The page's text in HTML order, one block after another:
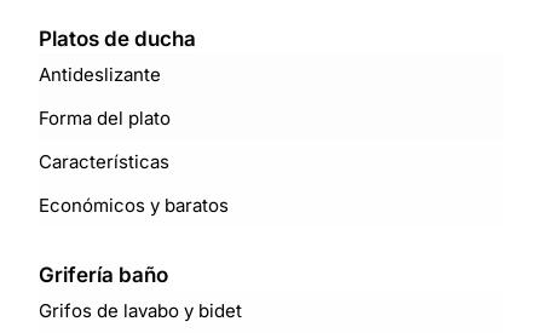
Platos de ducha
Antideslizante
Forma del plato
Características
Económicos y baratos
Grifería baño
Grifos de lavabo y bidet